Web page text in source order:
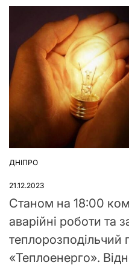
ОПУБЛІКУВАТИ
ДНІПРО
21.12.2023
Станом на 18:00
аварійні роботи та
теплорозподільчий
«Теплоенерго».